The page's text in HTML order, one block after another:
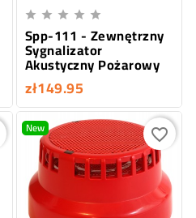
    
Spp-111 - Zewnętrzny
Sygnalizator
Akustyczny Pożarowy
zł149.95
New favorite_border